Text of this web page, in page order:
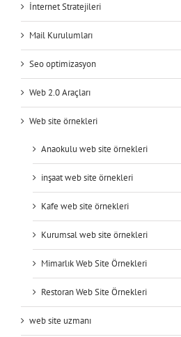
İnternet Stratejileri
Mail Kurulumları
Seo optimizasyon
Web 2.0 Araçları
Web site örnekleri
Anaokulu web site örnekleri
inşaat web site örnekleri
Kafe web site örnekleri
Kurumsal web site örnekleri
Mimarlık Web Site Örnekleri
Restoran Web Site Örnekleri
web site uzmanı